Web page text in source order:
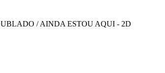
/ AINDA ESTOU AQUI - 2D